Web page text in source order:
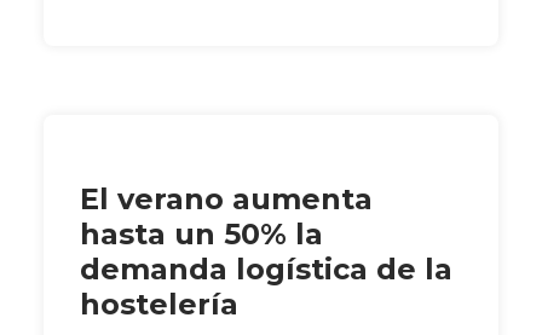
El verano aumenta
hasta un 50% la
demanda logística de la
hostelería